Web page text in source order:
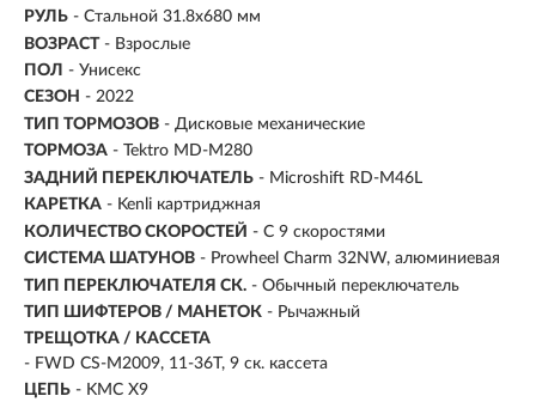
РУЛЬ - Стальной 31.8х680 мм
ВОЗРАСТ - Взрослые
ПОЛ - Унисекс
СЕЗОН - 2022
ТИП ТОРМОЗОВ - Дисковые механические
ТОРМОЗА - Tektro MD-M280
ЗАДНИЙ ПЕРЕКЛЮЧАТЕЛЬ - Microshift RD-M46L
КАРЕТКА - Kenli картриджная
КОЛИЧЕСТВО СКОРОСТЕЙ - С 9 скоростями
СИСТЕМА ШАТУНОВ - Prowheel Charm 32NW, алюминиевая
ТИП ПЕРЕКЛЮЧАТЕЛЯ СК. - Обычный переключатель
ТИП ШИФТЕРОВ / МАНЕТОК - Рычажный
ТРЕЩОТКА / КАССЕТА
- FWD CS-M2009, 11-36T, 9 ск. кассета
ЦЕПЬ - KMC X9